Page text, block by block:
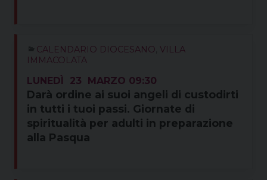
CALENDARIO DIOCESANO VILLA
IMMACOLATA
LUNEDÌ 23 MARZO 09:30
Darà ordine ai suoi angeli di custodirti
in tutti i tuoi passi. Giornate di
spiritualità per adulti in preparazione
alla Pasqua